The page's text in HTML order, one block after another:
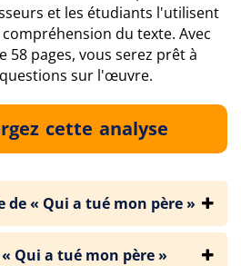
et les étudiants l'utilisent
du texte. Avec
58 pages, vous serez prêt à
sur l'œuvre.
cette analyse
« Qui a tué mon père »
Qui a tué mon père »